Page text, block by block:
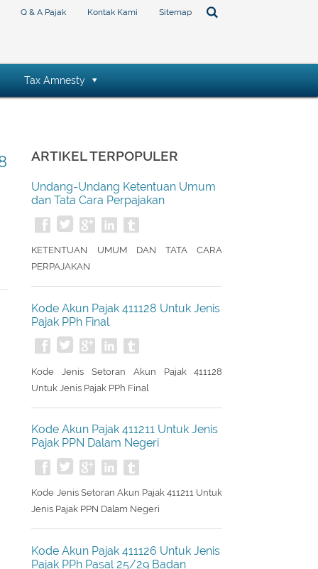
Q & A Pajak Kontak Kami Sitemap
Tax Amnesty
ARTIKEL TERPOPULER
Undang-Undang Ketentuan Umum
dan Tata Cara Perpajakan
Pajak PPh Final
Kode Jenis Setoran Akun Pajak 411128
Pajak PPN Dalam Negeri
Kode Jenis Setoran Akun Pajak 411211 Untuk